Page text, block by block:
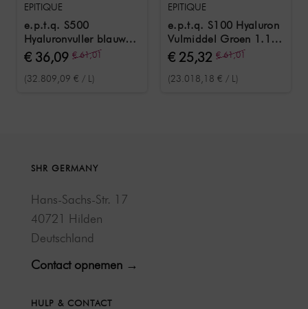
EPITIQUE
e.p.t.q. S500
Hyaluronvuller blauw
1,1 ml
€ 36,09 € 61,01
(32.809,09 € / L)
EPITIQUE
e.p.t.q. S100 Hyaluron
Vulmiddel Groen 1.1
ml
€ 25,32 € 61,01
(23.018,18 € / L)
SHR GERMANY
Hans-Sachs-Str. 17
40721 Hilden
Deutschland
Contact opnemen →
HULP & CONTACT